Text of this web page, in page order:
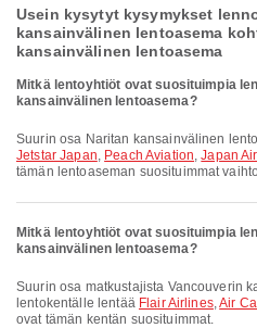
Usein kysytyt kysymykset
kansainvälinen lentoasema
kansainvälinen lentoasema
Mitkä lentoyhtiöt ovat suosituimpia
kansainvälinen lentoasema?
Suurin osa Naritan kansainvälinen
Jetstar Japan, Peach Aviation,Japan
tämän lentoaseman suosituimmat
Mitkä lentoyhtiöt ovat suosituimpia
kansainvälinen lentoasema?
Suurin osa matkustajista Vancouverin kansainvälinen lentoasema-
lentokentälle lentää Flair Airlines,Air
ovat tämän kentän suosituimmat.